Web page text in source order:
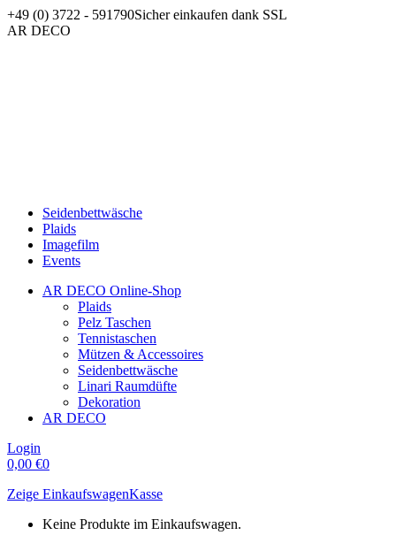
Zum
Inhalt
+49 (0) 3722 - 591790Sicher einkaufen dank SSL
Facebook
AR DECO
Seidenbettwäsche
Plaids
Imagefilm
Events
AR DECO Online-Shop
Plaids
Pelz Taschen
Tennistaschen
Mützen & Accessoires
Seidenbettwäsche
Linari Raumdüfte
Dekoration
AR DECO
Login
0,00 €0
Zeige EinkaufswagenKasse
Keine Produkte im Einkaufswagen.